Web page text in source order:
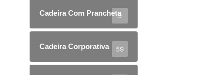
Cadeira Com Prancheta
5
Cadeira Corporativa 59